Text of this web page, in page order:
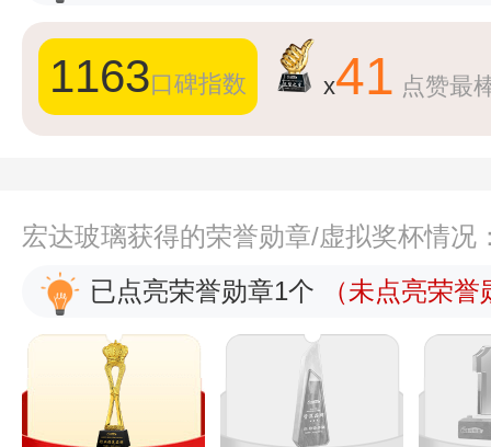
1163口碑指数 x41 点赞最
宏达玻璃获得的荣誉勋章/虚拟奖杯情况
已点亮荣誉勋章1个
（未点亮荣